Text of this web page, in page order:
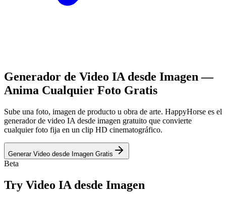
Generador de Video IA desde Imagen —
Anima Cualquier Foto Gratis
Sube una foto, imagen de producto u obra de arte. HappyHorse es el
generador de video IA desde imagen gratuito que convierte
cualquier foto fija en un clip HD cinematográfico.
Generar Video desde Imagen Gratis
Beta
Try Video IA desde Imagen